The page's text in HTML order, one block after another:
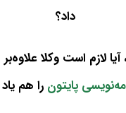
داد؟
لازم است وکلا
پایتون را هم